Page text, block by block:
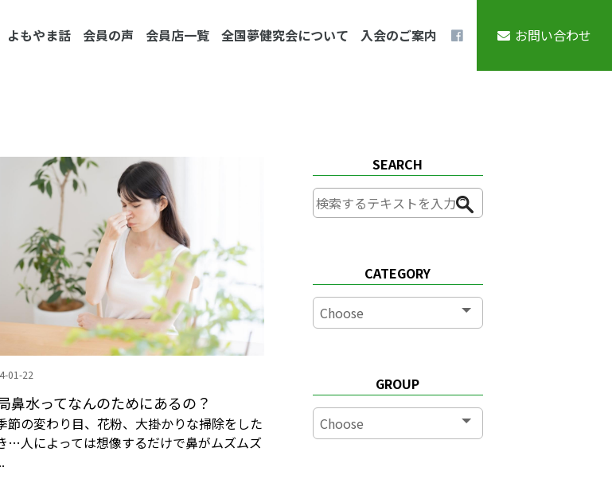
よもやま話 会員の声 会員店一覧 全国夢健究会について 入会のご案内 お問い合わせ
01-22
鼻水ってなんのためにあるの？
節の変わり目、花粉、大掛かりな掃除をした
…人によっては想像するだけで鼻がムズムズ
SEARCH
CATEGORY
GROUP